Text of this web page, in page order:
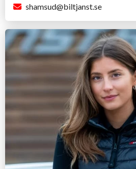
shamsud@biltjanst.se